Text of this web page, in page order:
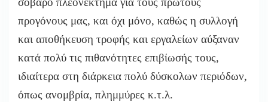
προγόνους μας, και όχι μόνο, καθώς η συλλογή
και αποθήκευση τροφής και εργαλείων αύξαναν
κατά πολύ τις πιθανότητες επιβίωσής τους,
ιδιαίτερα στη διάρκεια πολύ δύσκολων περιόδων,
όπως ανομβρία, πλημμύρες κ.τ.λ.